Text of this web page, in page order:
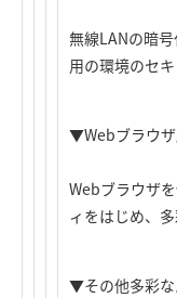
無線LANの暗
用の環境のセ
▼Webブラウザ
Webブラウザ
ィをはじめ、
▼その他多彩な